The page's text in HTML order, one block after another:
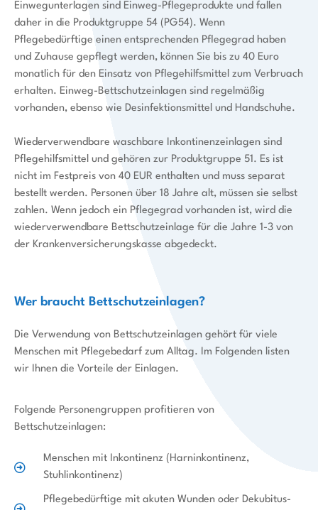
Einwegunterlagen sind Einweg-Pflegeprodukte und fallen
daher in die Produktgruppe 54 (PG54). Wenn
Pflegebedürftige einen entsprechenden Pflegegrad haben
und Zuhause gepflegt werden, können Sie bis zu 40 Euro
monatlich für den Einsatz von Pflegehilfsmittel zum Verbruach
erhalten. Einweg-Bettschutzeinlagen sind regelmäßig
vorhanden, ebenso wie Desinfektionsmittel und Handschuhe.
Wiederverwendbare waschbare Inkontinenzeinlagen sind
Pflegehilfsmittel und gehören zur Produktgruppe 51. Es ist
nicht im Festpreis von 40 EUR enthalten und muss separat
bestellt werden. Personen über 18 Jahre alt, müssen sie selbst
zahlen. Wenn jedoch ein Pflegegrad vorhanden ist, wird die
wiederverwendbare Bettschutzeinlage für die Jahre 1-3 von
der Krankenversicherungskasse abgedeckt.
Wer braucht Bettschutzeinlagen?
Die Verwendung von Bettschutzeinlagen gehört für viele
Menschen mit Pflegebedarf zum Alltag. Im Folgenden listen
wir Ihnen die Vorteile der Einlagen.
Folgende Personengruppen profitieren von
Bettschutzeinlagen:
Menschen mit Inkontinenz (Harninkontinenz,
Stuhlinkontinenz)
Pflegebedürftige mit akuten Wunden oder Dekubitus-